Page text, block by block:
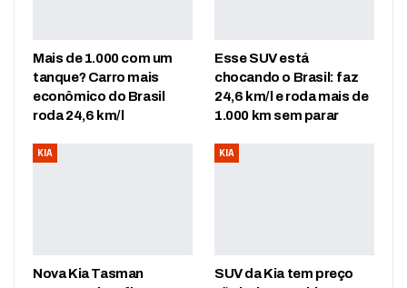
Mais de 1.000 com um
tanque? Carro mais
econômico do Brasil
roda 24,6 km/l
Esse SUV está
chocando o Brasil: faz
24,6 km/l e roda mais de
1.000 km sem parar
KIA
Nova Kia Tasman
KIA
SUV da Kia tem preço